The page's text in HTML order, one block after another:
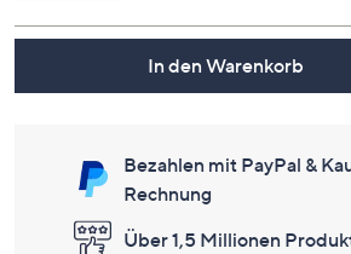
In den Warenkorb
Bezahlen mit PayPal &
Rechnung
Über 1,5 Millionen